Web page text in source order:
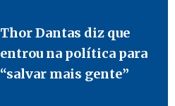
Thor Dantas diz que
entrou na política para
“salvar mais gente”